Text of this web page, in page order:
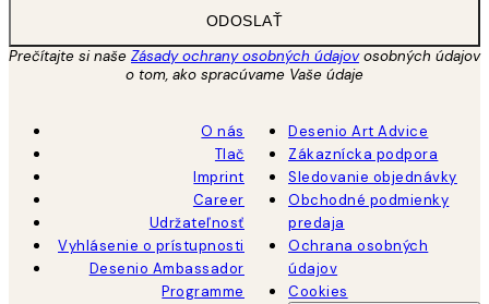
ODOSLAŤ
Prečítajte si naše Zásady ochrany osobných údajovosobných údajov
o tom, ako spracúvame Vaše údaje
O nás
Tlač
Imprint
Career
Udržateľnosť
Vyhlásenie o prístupnosti
Desenio Ambassador
Programme
Desenio Art Advice
Zákaznícka podpora
Sledovanie objednávky
Obchodné podmienky
predaja
Ochrana osobných
údajov
Cookies